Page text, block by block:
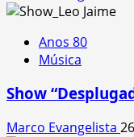
Anos 80
Música
Show
Marco Evangelista